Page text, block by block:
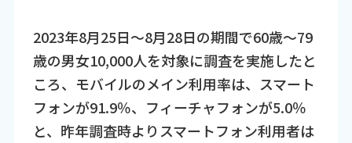
2023年8月25日～8月28日の期間で60歳～79
歳の男女10,000人を対象に調査を実施したと
ころ、モバイルのメイン利用率は、スマート
フォンが91.9％、フィーチャフォンが5.0％
と、昨年調査時よりスマートフォン利用者は